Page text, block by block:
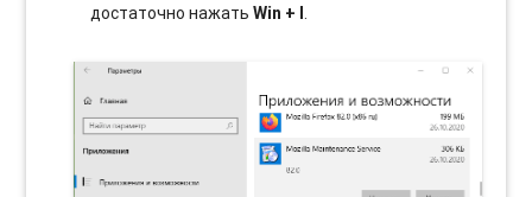
достаточно нажатьWin + I.